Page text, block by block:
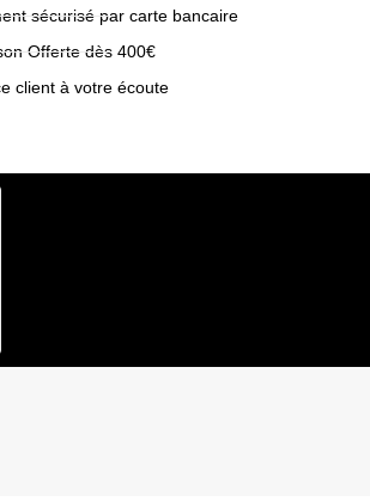
sécurisé par carte bancaire
Offerte dès 400€
client à votre écoute